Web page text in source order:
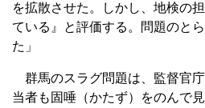
を拡散させた。しかし、地検の
ている』と評価する。問題のと
た」
群馬のスラグ問題は、監督官
当者も固唾（かたず）をのんで